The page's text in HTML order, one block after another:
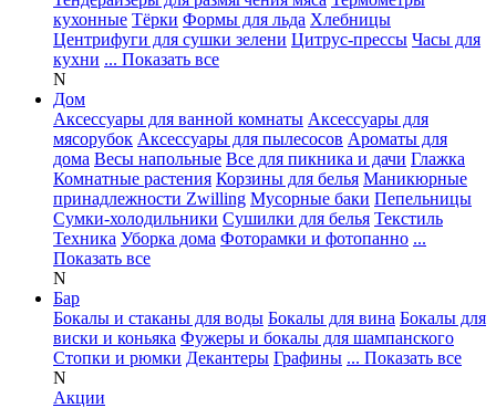
кухонные Тёрки Формы для льда Хлебницы
Центрифуги для сушки зелени Цитрус-прессы Часы для
кухни ... Показать все
N
Дом
Аксессуары для ванной комнаты Аксессуары для
мясорубок Аксессуары для пылесосов Ароматы для
дома Весы напольные Все для пикника и дачи Глажка
Комнатные растения Корзины для белья Маникюрные
принадлежности Zwilling Мусорные баки Пепельницы
Сумки-холодильники Сушилки для белья Текстиль
Техника Уборка дома Фоторамки и фотопанно ...
Показать все
N
Бар
Бокалы и стаканы для воды Бокалы для вина Бокалы для
виски и коньяка Фужеры и бокалы для шампанского
Стопки и рюмки Декантеры Графины ... Показать все
N
Акции